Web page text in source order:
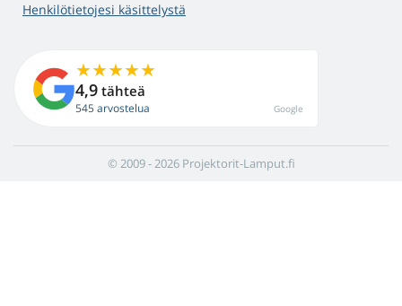
Henkilötietojesi käsittelystä
4,9 tähteä
545 arvostelua Google
© 2009 - 2026 Projektorit-Lamput.fi